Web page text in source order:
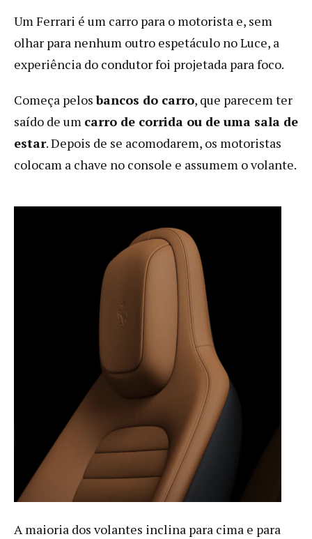
Um Ferrari é um carro para o motorista e, sem
olhar para nenhum outro espetáculo no Luce, a
experiência do condutor foi projetada para foco.
Começa pelosbancos do carro, que parecem ter
saído de um carro de corrida ou de uma sala de
estar. Depois de se acomodarem, os motoristas
colocam a chave no console e assumem o volante.
A maioria dos volantes inclina para cima e para